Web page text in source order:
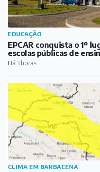
EDUCAÇÃO
EPCAR conquista o 1º
escolas públicas de
Há 3 horas
CLIMA EM BARBACENA